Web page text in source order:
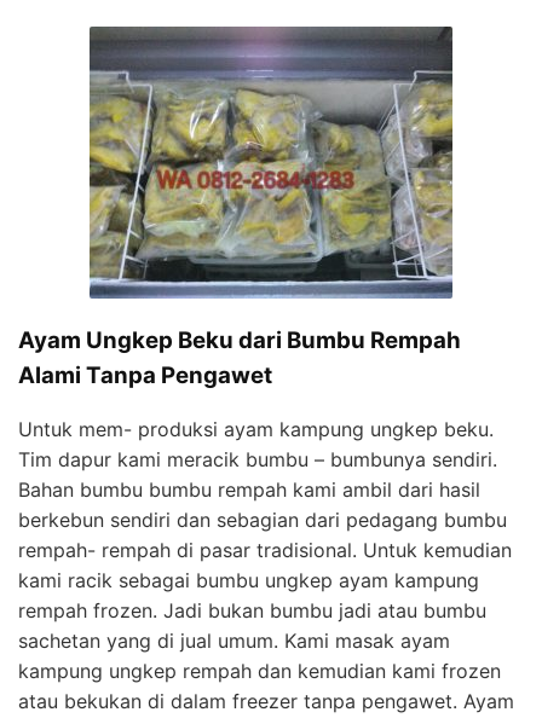
Ayam Ungkep Beku dari Bumbu Rempah
Alami Tanpa Pengawet
Untuk mem- produksi ayam kampung ungkep beku.
Tim dapur kami meracik bumbu – bumbunya sendiri.
Bahan bumbu bumbu rempah kami ambil dari hasil
berkebun sendiri dan sebagian dari pedagang bumbu
rempah- rempah di pasar tradisional. Untuk kemudian
kami racik sebagai bumbu ungkep ayam kampung
rempah frozen. Jadi bukan bumbu jadi atau bumbu
sachetan yang di jual umum. Kami masak ayam
kampung ungkep rempah dan kemudian kami frozen
atau bekukan di dalam freezer tanpa pengawet. Ayam